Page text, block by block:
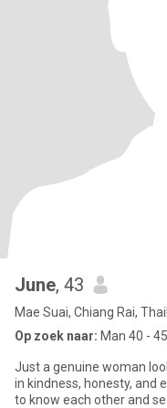
June, 43
Mae Suai, Chiang Rai,
Op zoek naar: Man 40 - 45
Just a genuine woman
in kindness, honesty, and
to know each other and